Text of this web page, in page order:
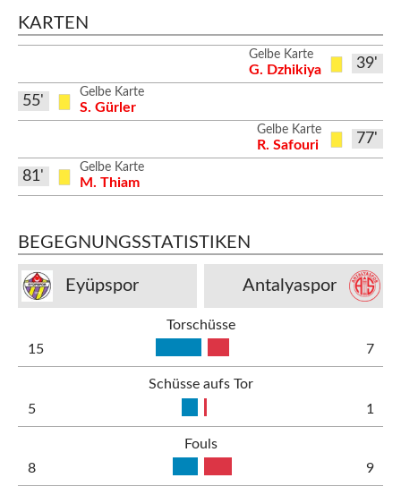
KARTEN
39'
Gelbe Karte
G. Dzhikiya
Gelbe Karte
S. Gürler
55'
77'
Gelbe Karte
R. Safouri
Gelbe Karte
M. Thiam
81'
BEGEGNUNGSSTATISTIKEN
Eyüpspor Antalyaspor
Torschüsse
15
7
Schüsse aufs Tor
5
1
Fouls
8
9